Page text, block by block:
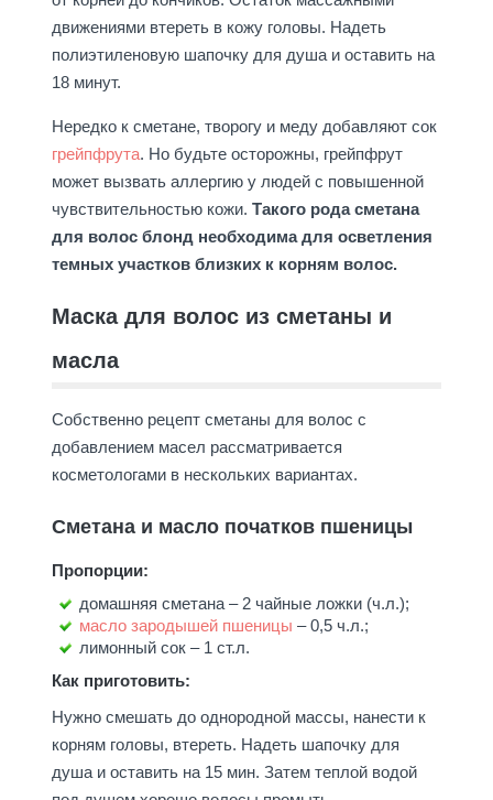
движениями втереть в кожу головы. Надеть
полиэтиленовую шапочку для душа и оставить на
18 минут.
Нередко к сметане, творогу и меду добавляют сок
грейпфрута. Но будьте осторожны, грейпфрут
может вызвать аллергию у людей с повышенной
чувствительностью кожи. Такого рода сметана
для волос блонд необходима для осветления
темных участков близких к корням волос.
Маска для волос из сметаны и
масла
Собственно рецепт сметаны для волос с
добавлением масел рассматривается
косметологами в нескольких вариантах.
Сметана и масло початков пшеницы
Пропорции:
домашняя сметана – 2 чайные ложки (ч.л.);
масло зародышей пшеницы – 0,5 ч.л.;
лимонный сок – 1 ст.л.
Как приготовить:
Нужно смешать до однородной массы, нанести к
корням головы, втереть. Надеть шапочку для
душа и оставить на 15 мин. Затем теплой водой